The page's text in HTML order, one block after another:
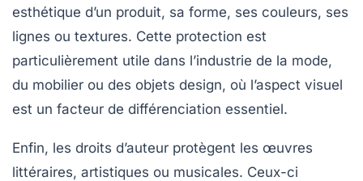
esthétique d’un produit, sa forme, ses couleurs, ses
lignes ou textures. Cette protection est
particulièrement utile dans l’industrie de la mode,
du mobilier ou des objets design, où l’aspect visuel
est un facteur de différenciation essentiel.
Enfin, les droits d’auteur protègent les œuvres
littéraires, artistiques ou musicales. Ceux-ci